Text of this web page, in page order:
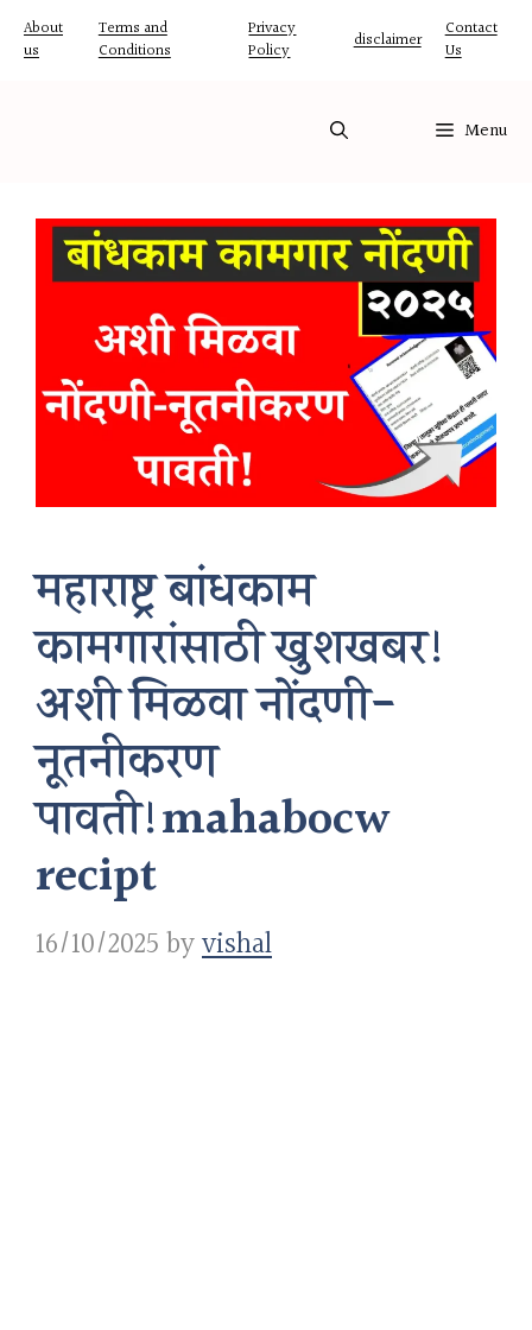
Skip
About
us
Terms and
Conditions
Privacy
Policy
disclaimer
Contact
Us
Menu
महाराष्ट्र बांधकाम
कामगारांसाठी खुशखबर!
अशी मिळवा नोंदणी-
नूतनीकरण
पावती!mahabocw
recipt
16/10/2025byvishal